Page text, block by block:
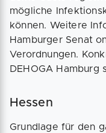
mögliche
können. Weitere
Hamburger Senat
Verordnungen.
DEHOGA Hamburg
Hessen
Grundlage für den